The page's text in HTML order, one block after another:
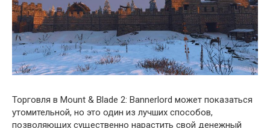
Торговля в Mount & Blade 2: Bannerlord может показаться
утомительной, но это один из лучших способов,
позволяющих существенно нарастить свой денежный